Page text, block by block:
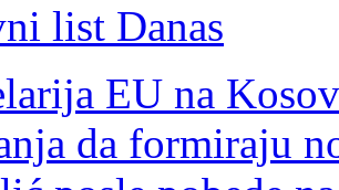
list Danas
EU na
da formiraju